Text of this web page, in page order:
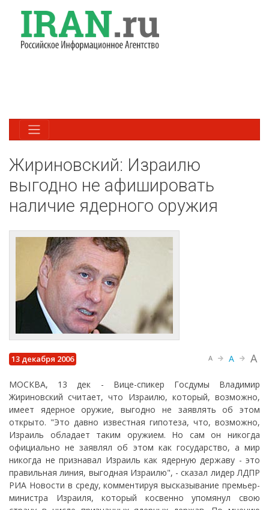
Жириновский: Израилю
выгодно не афишировать
наличие ядерного оружия
13 декабря 2006 A A A
МОСКВА, 13 дек - Вице-спикер Госдумы Владимир
Жириновский считает, что Израилю, который, возможно,
имеет ядерное оружие, выгодно не заявлять об этом
открыто. "Это давно известная гипотеза, что, возможно,
Израиль обладает таким оружием. Но сам он никогда
официально не заявлял об этом как государство, а мир
никогда не признавал Израиль как ядерную державу - это
правильная линия, выгодная Израилю", - сказал лидер ЛДПР
РИА Новости в среду, комментируя высказывание премьер-
министра Израиля, который косвенно упомянул свою